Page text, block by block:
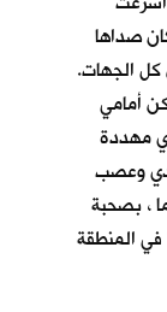
صداها
كل الجهات.
أمامي
مهددة
وعصب
، بصحبة
في المنطقة